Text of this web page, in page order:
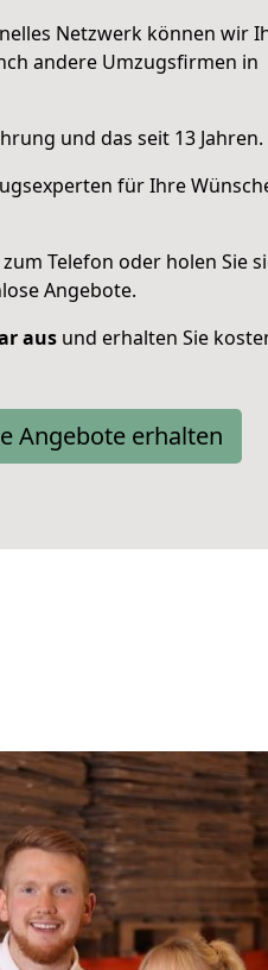
Netzwerk können wir
andere Umzugsfirmen in
und das seit 13 Jahren.
für Ihre
Telefon oder holen Sie
Angebote.
aus und erhalten Sie
Angebote erhalten